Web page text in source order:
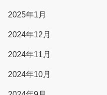
2025年1月
2024年12月
2024年11月
2024年10月